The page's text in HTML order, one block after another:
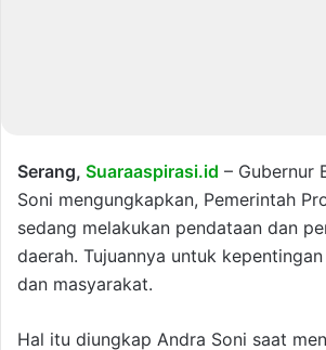
Serang, Suaraaspirasi.id – Gubernur
Soni mengungkapkan, Pemerintah
sedang melakukan pendataan dan
daerah. Tujuannya untuk
dan masyarakat.
Hal itu diungkap Andra Soni saat